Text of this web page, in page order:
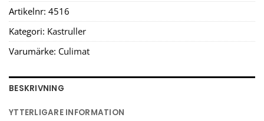
Artikelnr: 4516
Kategori: Kastruller
Varumärke: Culimat
BESKRIVNING
YTTERLIGARE INFORMATION